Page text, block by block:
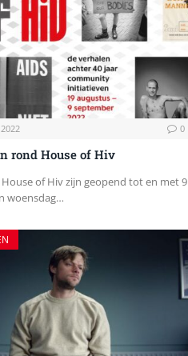
0
rond House of Hiv
of Hiv zijn geopend tot en met 9
woensdag…